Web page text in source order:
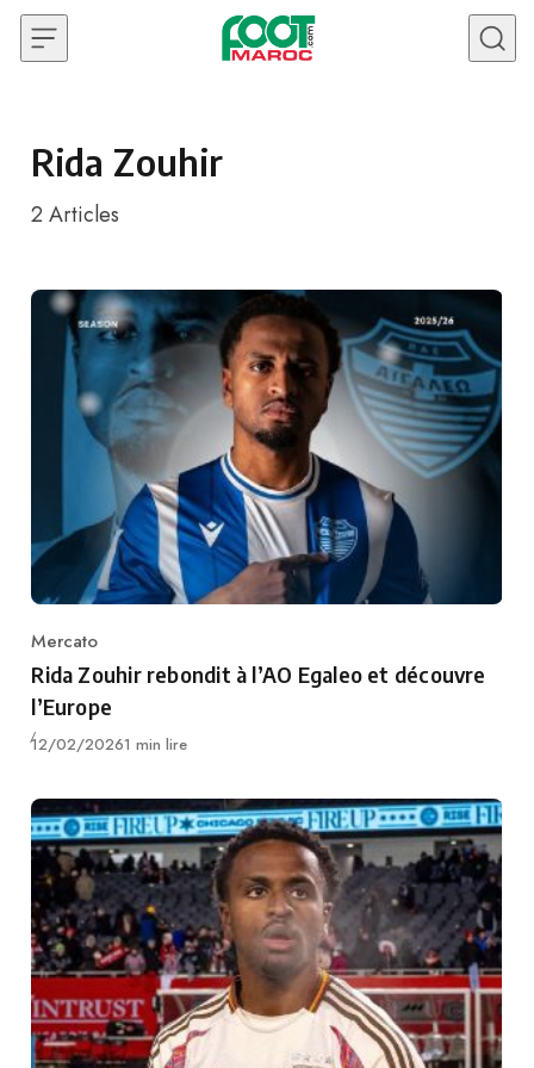
Skip to content
Rida Zouhir
2 Articles
Category
Mercato
Rida Zouhir rebondit à l’AO Egaleo et découvre
l’Europe
Publié
12/02/20261 min lire